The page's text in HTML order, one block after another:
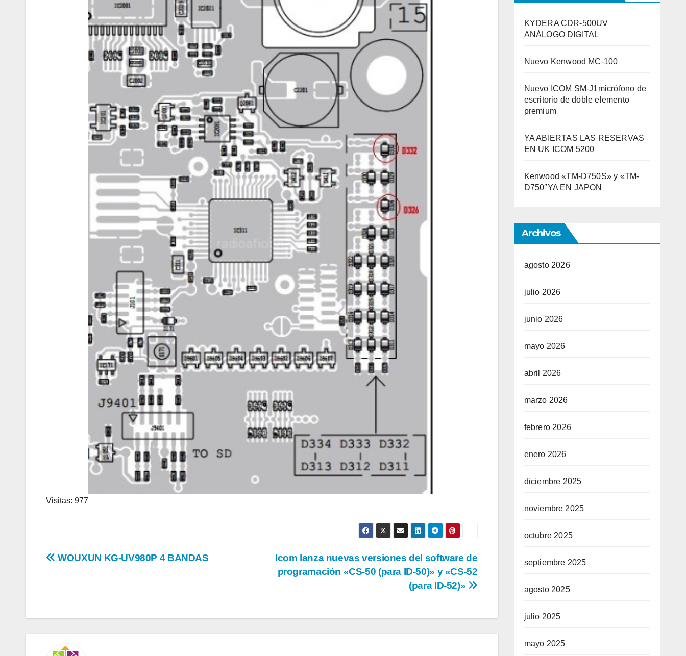
Visitas: 977
Navegación
Icom lanza nuevas versiones del software de
programación «CS-50 (para ID-50)» y «CS-52
(para ID-52)»
WOUXUN KG-UV980P 4 BANDAS
KYDERA CDR-500UV
ANÁLOGO DIGITAL
Nuevo Kenwood MC-100
Nuevo ICOM SM-J1micrófono de
escritorio de doble elemento
premium
YA ABIERTAS LAS RESERVAS
EN UK ICOM 5200
Kenwood «TM-D750S» y «TM-
D750″YA EN JAPON
Archivos
agosto 2026
julio 2026
junio 2026
mayo 2026
abril 2026
marzo 2026
febrero 2026
enero 2026
diciembre 2025
noviembre 2025
octubre 2025
septiembre 2025
agosto 2025
julio 2025
mayo 2025